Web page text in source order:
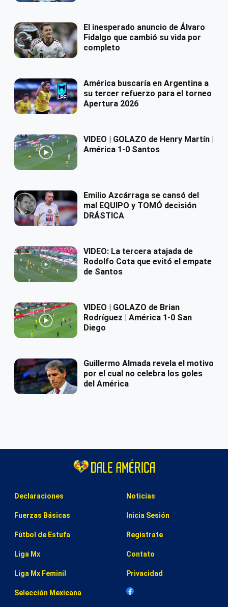
El inesperado anuncio de Álvaro
Fidalgo que cambió su vida por
completo
América buscaría en Argentina a
su tercer refuerzo para el torneo
Apertura 2026
VIDEO | GOLAZO de Henry Martín |
América 1-0 Santos
Emilio Azcárraga se cansó del
mal EQUIPO y TOMÓ decisión
DRÁSTICA
VIDEO: La tercera atajada de
Rodolfo Cota que evitó el empate
de Santos
VIDEO | GOLAZO de Brian
Rodríguez | América 1-0 San
Diego
Guillermo Almada revela el motivo
por el cual no celebra los goles
del América
Declaraciones
Fuerzas Básicas
Fútbol de Estufa
Liga Mx
Liga Mx Feminil
Selección Mexicana
Noticias
Inicia Sesión
Regístrate
Contato
Privacidad